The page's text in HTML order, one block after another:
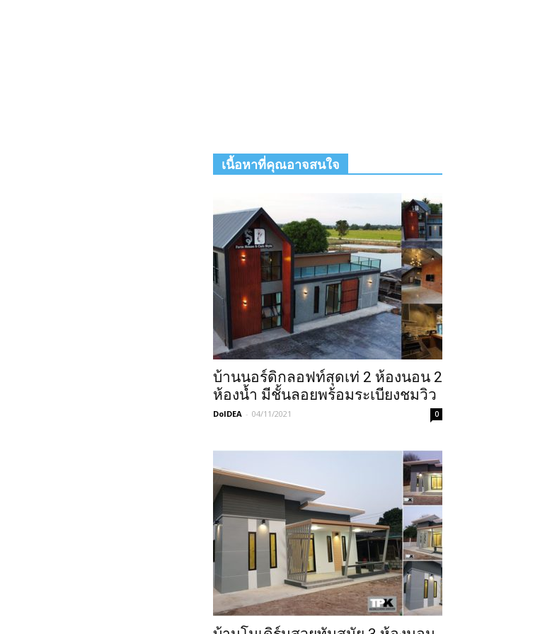
เนื้อหาที่คุณอาจสนใจ
บ้านนอร์ดิกลอฟท์สุดเท่ 2 ห้องนอน 2
ห้องน้ำ มีชั้นลอยพร้อมระเบียงชมวิว
DoIDEA - 04/11/2021 0